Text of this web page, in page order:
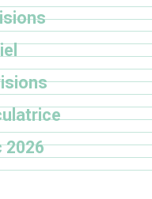
2026